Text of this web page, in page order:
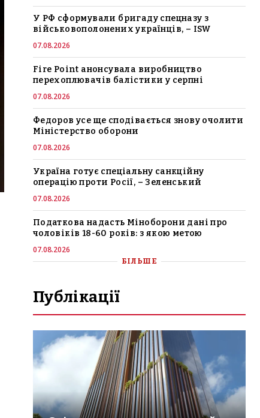
У РФ сформували бригаду спецназу з
військовополонених українців, – ISW
07.08.2026
Fire Point анонсувала виробництво
перехоплювачів балістики у серпні
07.08.2026
Федоров усе ще сподівається знову очолити
Міністерство оборони
07.08.2026
Україна готує спеціальну санкційну
операцію проти Росії, – Зеленський
07.08.2026
Податкова надасть Міноборони дані про
чоловіків 18-60 років: з якою метою
07.08.2026
БІЛЬШЕ
Публікації